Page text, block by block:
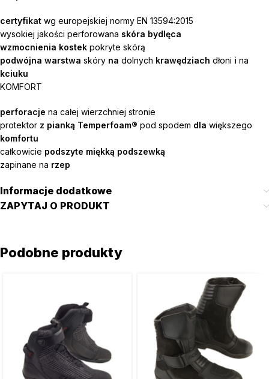
certyfikat wg europejskiej normy EN 13594:2015
wysokiej jakości perforowana skóra bydlęca
wzmocnienia kostek pokryte skórą
podwójna warstwa skóry na dolnych krawędziach dłoni i na
kciuku
KOMFORT
perforacje na całej wierzchniej stronie
protektor z pianką Temperfoam® pod spodem dla większego
komfortu
całkowicie podszyte miękką podszewką
zapinane na rzep
Informacje dodatkowe
ZAPYTAJ O PRODUKT
Podobne produkty